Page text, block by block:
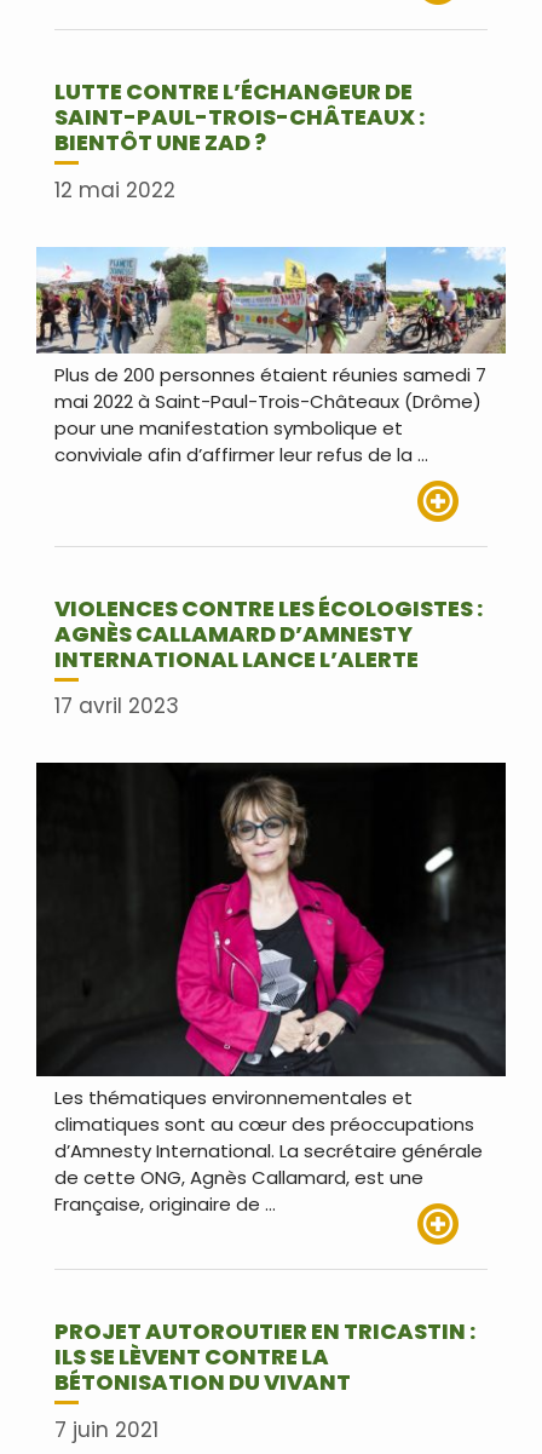
LUTTE CONTRE L’ÉCHANGEUR DE
SAINT-PAUL-TROIS-CHÂTEAUX :
BIENTÔT UNE ZAD ?
12 mai 2022
Plus de 200 personnes étaient réunies samedi 7
mai 2022 à Saint-Paul-Trois-Châteaux (Drôme)
pour une manifestation symbolique et
conviviale afin d’affirmer leur refus de la …
VIOLENCES CONTRE LES ÉCOLOGISTES :
AGNÈS CALLAMARD D’AMNESTY
INTERNATIONAL LANCE L’ALERTE
17 avril 2023
Les thématiques environnementales et
climatiques sont au cœur des préoccupations
d’Amnesty International. La secrétaire générale
de cette ONG, Agnès Callamard, est une
Française, originaire de …
PROJET AUTOROUTIER EN TRICASTIN :
ILS SE LÈVENT CONTRE LA
BÉTONISATION DU VIVANT
7 juin 2021